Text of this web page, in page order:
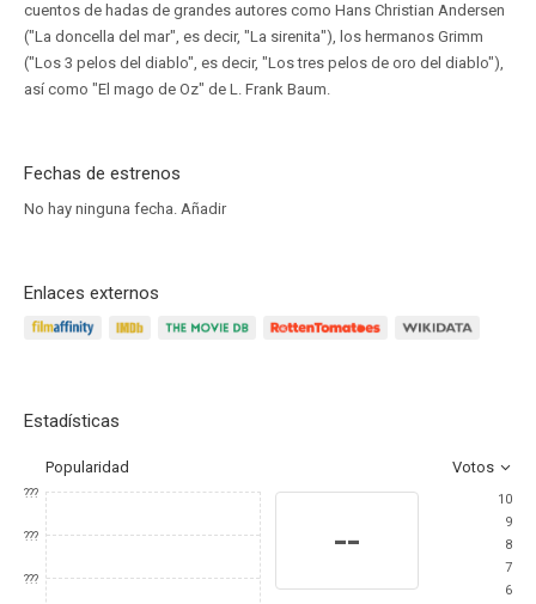
cuentos de hadas de grandes autores como Hans Christian Andersen
("La doncella del mar", es decir, "La sirenita"), los hermanos Grimm
("Los 3 pelos del diablo", es decir, "Los tres pelos de oro del diablo"),
así como "El mago de Oz" de L. Frank Baum.
Fechas de estrenos
No hay ninguna fecha. Añadir
Enlaces externos
Estadísticas
Popularidad Votos
???
???
???
--
10
9
8
7
6